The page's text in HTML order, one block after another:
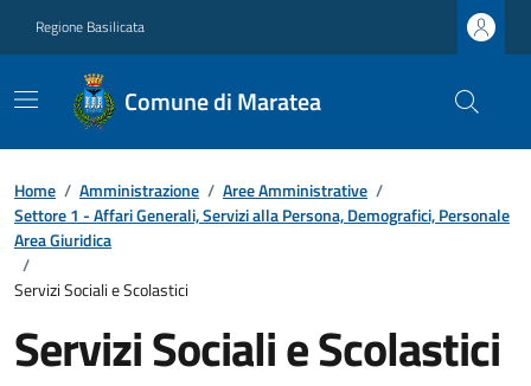
Regione Basilicata
Comune di Maratea
Home / Amministrazione / Aree Amministrative /
Settore 1 - Affari Generali, Servizi alla Persona, Demografici, Personale
Area Giuridica
/
Servizi Sociali e Scolastici
Servizi Sociali e Scolastici